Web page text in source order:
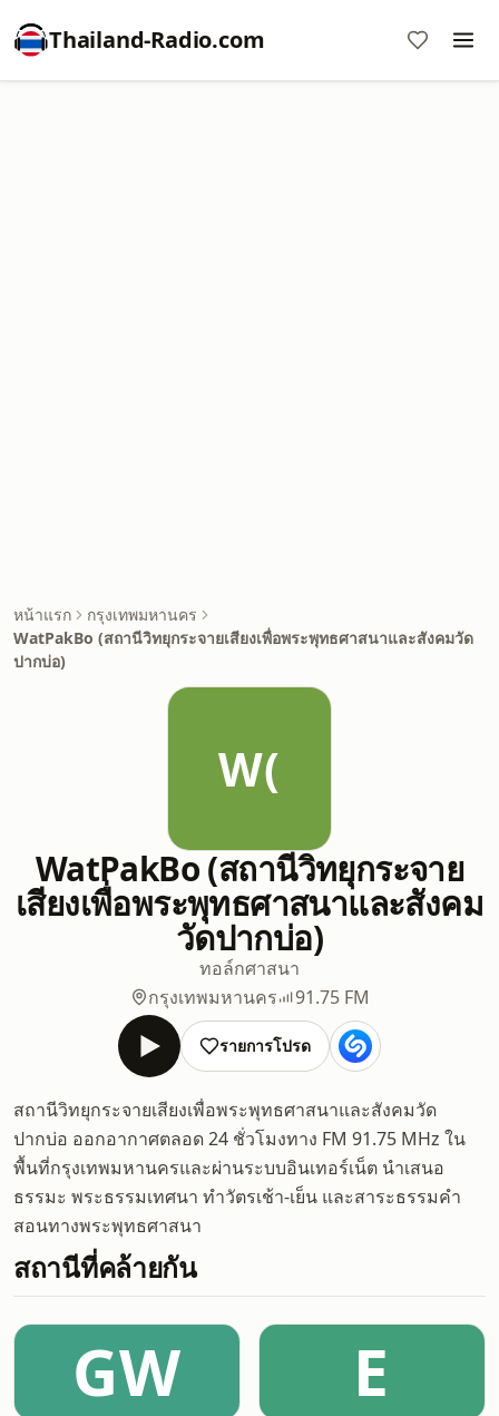
Thailand-Radio.com
หน้าแรก
กรุงเทพมหานคร
WatPakBo (สถานีวิทยุกระจายเสียงเพื่อพระพุทธศาสนาและสังคมวัด
ปากบ่อ)
W(
WatPakBo (สถานีวิทยุกระจาย
เสียงเพื่อพระพุทธศาสนาและสังคม
วัดปากบ่อ)
ทอล์กศาสนา
กรุงเทพมหานคร
91.75 FM
รายการโปรด
สถานีวิทยุกระจายเสียงเพื่อพระพุทธศาสนาและสังคมวัด
ปากบ่อ ออกอากาศตลอด 24 ชั่วโมงทาง FM 91.75 MHz ใน
พื้นที่กรุงเทพมหานครและผ่านระบบอินเทอร์เน็ต นำเสนอ
ธรรมะ พระธรรมเทศนา ทำวัตรเช้า-เย็น และสาระธรรมคำ
สอนทางพระพุทธศาสนา
สถานีที่คล้ายกัน
GW E